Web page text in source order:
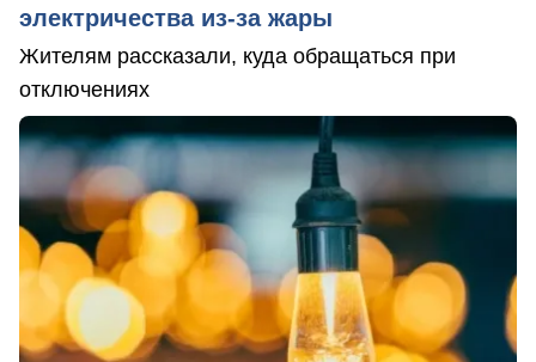
электричества из-за жары
Жителям рассказали, куда обращаться при
отключениях